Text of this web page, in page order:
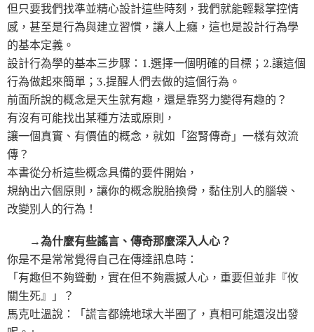
但只要我們找準並精心設計這些時刻，我們就能輕鬆掌控情
感，甚至是行為與建立習慣，讓人上癮，這也是設計行為學
的基本定義。
設計行為學的基本三步驟：1.選擇一個明確的目標；2.讓這個
行為做起來簡單；3.提醒人們去做的這個行為。
前面所說的概念是天生就有趣，還是靠努力變得有趣的？
有沒有可能找出某種方法或原則，
讓一個真實、有價值的概念，就如「盜腎傳奇」一樣有效流
傳？
本書從分析這些概念具備的要件開始，
規納出六個原則，讓你的概念脫胎換骨，黏住別人的腦袋、
改變別人的行為！
→為什麼有些謠言、傳奇那麼深入人心？
你是不是常常覺得自己在傳達訊息時：
「有趣但不夠聳動，實在但不夠震撼人心，重要但並非『攸
關生死』」？
馬克吐溫說：「謊言都繞地球大半圈了，真相可能還沒出發